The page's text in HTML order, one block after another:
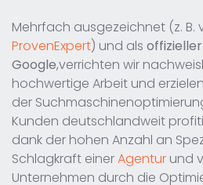
Mehrfach ausgezeichnet (z. B.
ProvenExpert) und als
Google,verrichten wir
hochwertige Arbeit und
der
Kunden deutschlandweit
dank der hohen Anzahl an
Schlagkraft einerAgentur und
Unternehmen durch die